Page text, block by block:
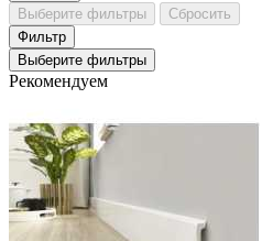
Выберите фильтры
Сбросить
Фильтр
Выберите фильтры
Рекомендуем